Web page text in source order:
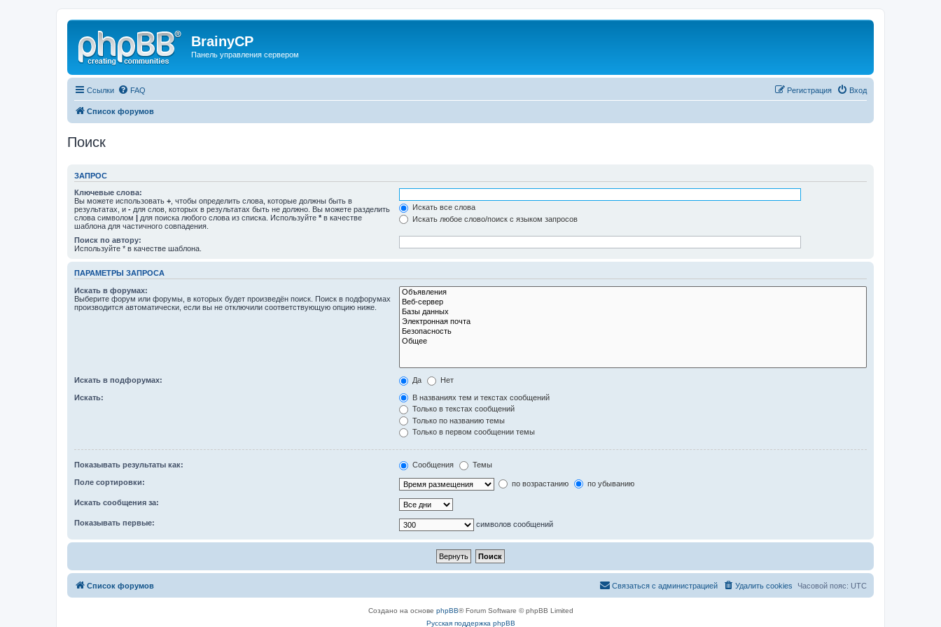
BrainyCP
Панель управления сервером
Ссылки FAQ Вход
Регистрация
Список форумов
Поиск
ЗАПРОС
Ключевые слова:
Вы можете использовать + , чтобы определить слова, которые должны быть в
результатах, и - для слов, которых в результатах быть не должно. Вы можете разделить
слова символом | для поиска любого слова из списка. Используйте * в качестве
шаблона для частичного совпадения.
Искать все слова
Искать любое слово/поиск с языком запросов
Поиск по автору:
Используйте * в качестве шаблона.
ПАРАМЕТРЫ ЗАПРОСА
Искать в форумах:
Выберите форум или форумы, в которых будет произведён поиск. Поиск в подфорумах
производится автоматически, если вы не отключили соответствующую опцию ниже.
Искать в подфорумах: Да Нет
Искать:
В названиях тем и текстах сообщений
Только в текстах сообщений
Только по названию темы
Только в первом сообщении темы
Показывать результаты как: Сообщения Темы
Поле сортировки: по возрастанию по убыванию
Искать сообщения за:
Показывать первые: символов сообщений
Список форумов Часовой пояс: UTC
Удалить cookies
Связаться с администрацией
Создано на основе phpBB® Forum Software © phpBB Limited
Русская поддержка phpBB